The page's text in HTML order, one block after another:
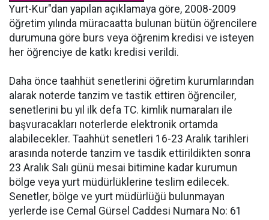
Yurt-Kur"dan yapılan açıklamaya göre, 2008-2009
öğretim yılında müracaatta bulunan bütün öğrencilere
durumuna göre burs veya öğrenim kredisi ve isteyen
her öğrenciye de katkı kredisi verildi.
Daha önce taahhüt senetlerini öğretim kurumlarından
alarak noterde tanzim ve tastik ettiren öğrenciler,
senetlerini bu yıl ilk defa TC. kimlik numaraları ile
başvuracakları noterlerde elektronik ortamda
alabilecekler. Taahhüt senetleri 16-23 Aralık tarihleri
arasında noterde tanzim ve tasdik ettirildikten sonra
23 Aralık Salı günü mesai bitimine kadar kurumun
bölge veya yurt müdürlüklerine teslim edilecek.
Senetler, bölge ve yurt müdürlüğü bulunmayan
yerlerde ise Cemal Gürsel Caddesi Numara No: 61